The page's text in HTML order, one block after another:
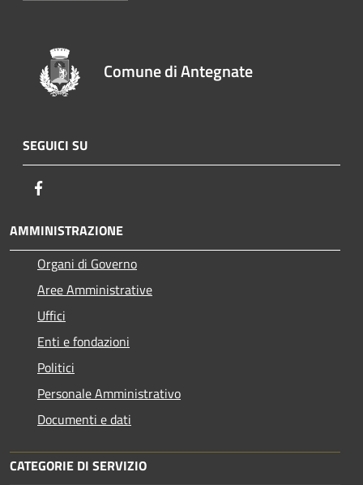
Comune di Antegnate
SEGUICI SU
AMMINISTRAZIONE
Organi di Governo
Aree Amministrative
Uffici
Enti e fondazioni
Politici
Personale Amministrativo
Documenti e dati
CATEGORIE DI SERVIZIO